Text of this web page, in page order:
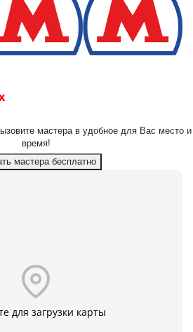
мастера в удобное для Вас место и
время!
мастера бесплатно
для загрузки карты